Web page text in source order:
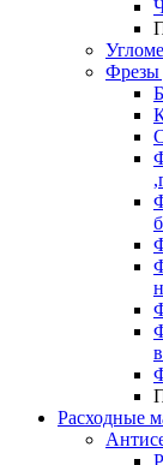
Фрезы
Расходные